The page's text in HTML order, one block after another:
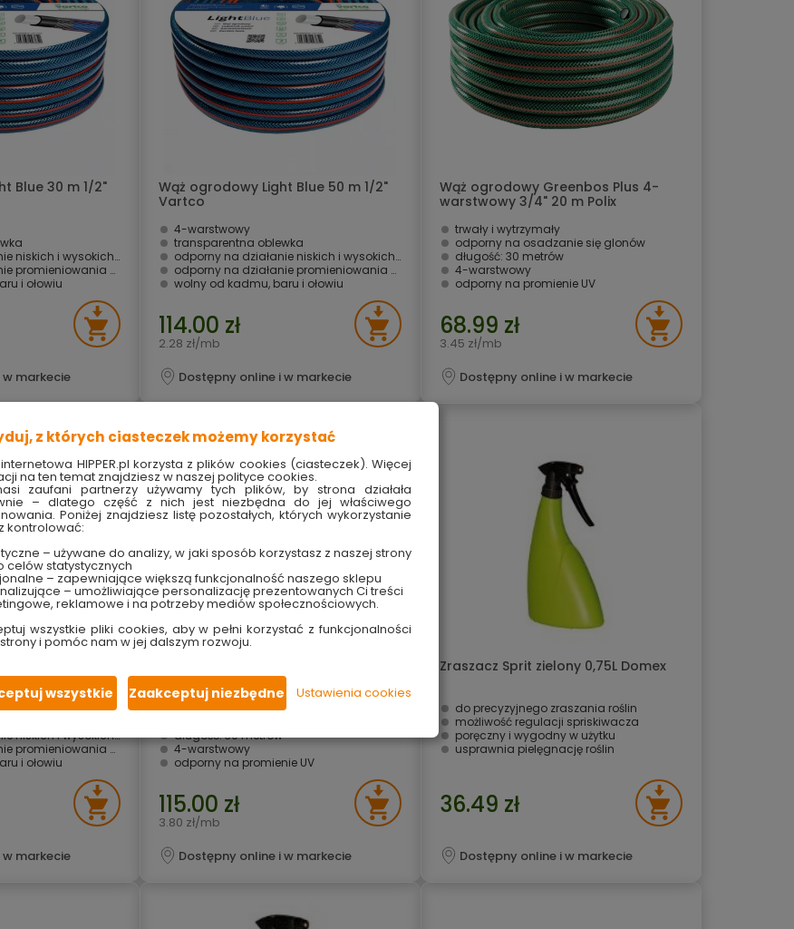
Blue 30 m 1/2"
i wysokich temperatur
promieniowania UV
i ołowiu
markecie
Wąż ogrodowy Light Blue 50 m 1/2"
Vartco
4-warstwowy
transparentna oblewka
odporny na działanie niskich i wysokich temperatur
odporny na działanie promieniowania UV
wolny od kadmu, baru i ołowiu
114.00 zł
2.28 zł/mb
Dostępny online i w markecie
Wąż ogrodowy Greenbos Plus 4-
warstwowy 3/4" 20 m Polix
trwały i wytrzymały
odporny na osadzanie się glonów
długość: 30 metrów
4-warstwowy
odporny na promienie UV
68.99 zł
3.45 zł/mb
Dostępny online i w markecie
Blue 20 m 1"
i wysokich temperatur
promieniowania UV
i ołowiu
markecie
warstwowy 3/4" 30 m Polix
trwały i wytrzymały
długość: 30 metrów
4-warstwowy
odporny na promienie UV
115.00 zł
3.80 zł/mb
Dostępny online i w markecie
Zraszacz Sprit zielony 0,75L Domex
do precyzyjnego zraszania roślin
możliwość regulacji spriskiwacza
poręczny i wygodny w użytku
usprawnia pielęgnację roślin
36.49 zł
Dostępny online i w markecie
z których ciasteczek możemy korzystać
HIPPER.pl korzysta z plików cookies (ciasteczek). Więcej
na ten temat znajdziesz w naszej polityce cookies.
zaufani partnerzy używamy tych plików, by strona działała
– dlatego część z nich jest niezbędna do jej właściwego
Poniżej znajdziesz listę pozostałych, których wykorzystanie
kontrolować:
– używane do analizy, w jaki sposób korzystasz z naszej strony
celów statystycznych
– zapewniające większą funkcjonalność naszego sklepu
– umożliwiające personalizację prezentowanych Ci treści
reklamowe i na potrzeby mediów społecznościowych.
wszystkie pliki cookies, aby w pełni korzystać z funkcjonalności
i pomóc nam w jej dalszym rozwoju.
wszystkie Zaakceptuj niezbędne Ustawienia cookies